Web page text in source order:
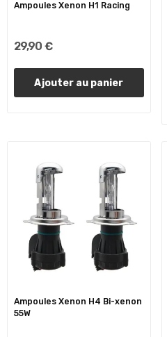
Ampoules Xenon H1 Racing
29,90 €
Ajouter au panier
Ampoules Xenon H4 Bi-xenon
55W